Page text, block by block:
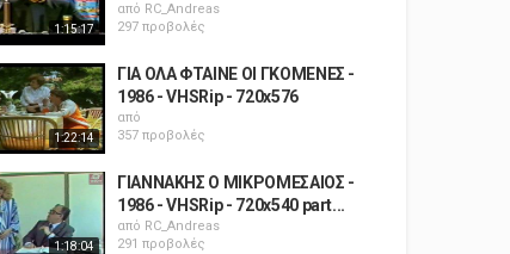
1:15:17
από RC_Andreas
297 προβολές
1:22:14
ΓΙΑ ΟΛΑ ΦΤΑΙΝΕ ΟΙ ΓΚΟΜΕΝΕΣ -
1986 - VHSRip - 720x576
από
357 προβολές
1:18:04
ΓΙΑΝΝΑΚΗΣ Ο ΜΙΚΡΟΜΕΣΑΙΟΣ -
1986 - VHSRip - 720x540 part...
από RC_Andreas
291 προβολές